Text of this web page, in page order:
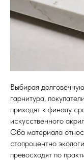
Интегрированные
Кухонные фартуки
Стеновые панели
Мангальные зоны
Столешницы для
Кухонная техника
Подбор под
Выбирая
гарнитура,
приходят к финалу
искусственного
Оба материала
стопроцентно
превосходят по